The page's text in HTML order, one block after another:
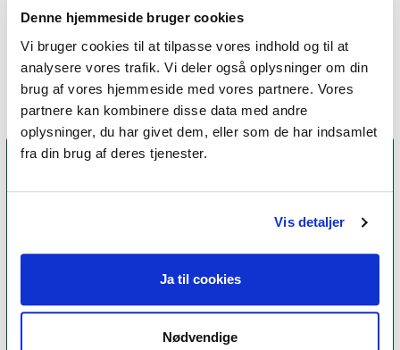
Denne hjemmeside bruger cookies
Vi bruger cookies til at tilpasse vores indhold og til at
analysere vores trafik. Vi deler også oplysninger om din
brug af vores hjemmeside med vores partnere. Vores
partnere kan kombinere disse data med andre
oplysninger, du har givet dem, eller som de har indsamlet
fra din brug af deres tjenester.
Vis detaljer
Ja til cookies
Nødvendige
Mistrivsel hos børn og unge,
Sorg
Et medlemskab af Dansk Psykoterapeutforening